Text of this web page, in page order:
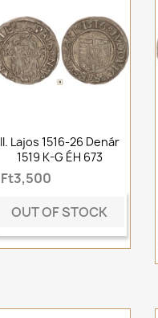
II. Lajos 1516-26 Denár
1519 K-G ÉH 673
Ft3,500
OUT OF STOCK